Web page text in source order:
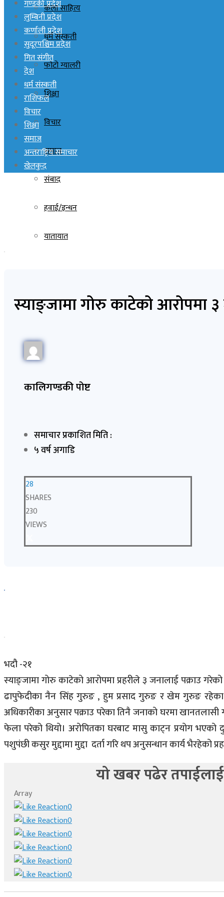
कला साहित्य
धर्म संस्कती
फोटो ग्यालरी
शिक्षा
विचार
समाज
संबाद
हवाई/इन्धन
यातायात
गण्डकी प्रदेश
लुम्बिनी प्रदेश
कर्णाली प्रदेश
सुदूरपश्चिम प्रदेश
गित संगीत
देश
धर्म संस्कती
राशिफल
विचार
शिक्षा
समाज
अन्तराष्ट्रिय समाचार
खेलकुद
स्याङ्जामा गोरु काटेको आरोपमा ३
कालिगण्डकी पोष्ट
समाचार प्रकाशित मिति :
५ वर्ष अगाडि
28
SHARES
230
VIEWS
भदौ -२१
स्याङ्जामा गोरु काटेको आरोपमा प्रहरीले ३ जनालाई पक्राउ
ढापुफेदीका नैन सिंह गुरुङ , हुम प्रसाद गुरुङ र खेम गुरुङ रहेका छन्
अधिकारीका अनुसार पक्राउ परेका तिनै जनाको घरमा
फेला परेको थियो। अरोपितका घरबाट मासु काट्न प्रयोग
पशुपंछी कसुर मुद्दामा मुद्दा दर्ता गरि थप अनुसन्धान कार्य भैरहेको
यो खबर पढेर
Array
0
0
0
0
0
0